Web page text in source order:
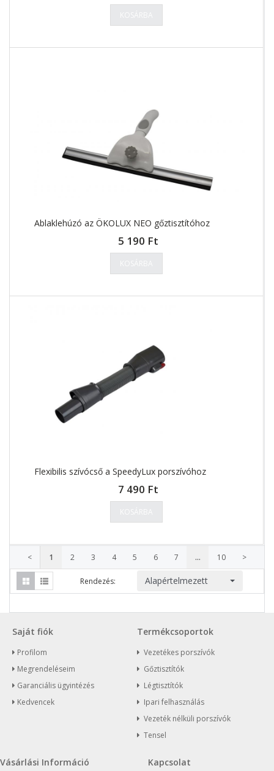
Ablaklehúzó az ÖKOLUX NEO gőztisztítóhoz
5 190 Ft
Flexibilis szívócső a SpeedyLux porszívóhoz
7 490 Ft
< 1 2 3 4 5 6 7 ... 10 >
Rendezés: Alapértelmezett
Saját fiók
Profilom
Megrendeléseim
Garanciális ügyintézés
Kedvencek
Termékcsoportok
Vezetékes porszívók
Gőztisztítók
Légtisztítók
Ipari felhasználás
Vezeték nélküli porszívók
Tensel
Vásárlási Információ Kapcsolat